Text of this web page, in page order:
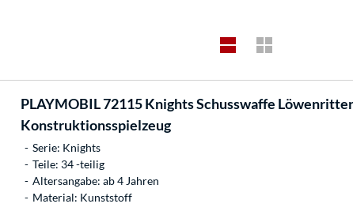
PLAYMOBIL72115 Knights Schusswaffe
Konstruktionsspielzeug
Serie: Knights
Teile: 34 -teilig
Altersangabe: ab 4 Jahren
Material: Kunststoff